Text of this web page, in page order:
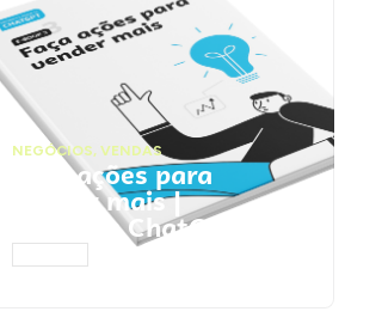
NEGÓCIOS, VENDAS
Faça ações para
vender mais |
Prompts ChatGPT